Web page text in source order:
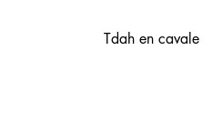
Tdah en cavale